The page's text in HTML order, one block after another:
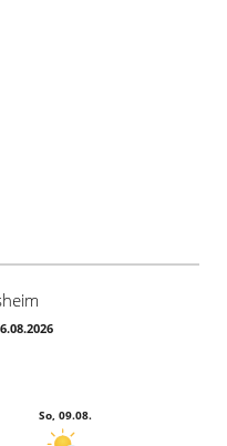
So, 09.08.